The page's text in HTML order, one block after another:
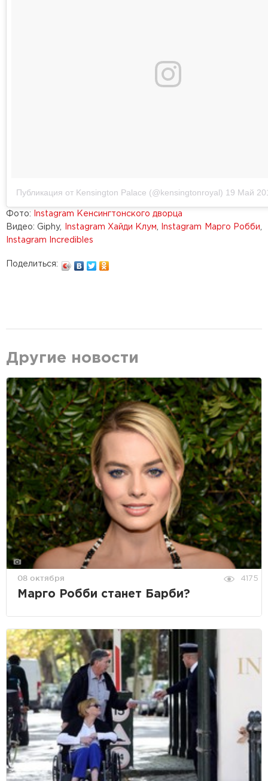
Публикация от Kensington Palace (@kensingtonroyal) 19 Май
Фото:
Instagram Кенсингтонского дворца
Видео: Giphy,
Instagram Хайди Клум Instagram Марго Робби
Instagram Incredibles
Поделиться:
Другие новости
08 октября 4175
Марго Робби станет Барби?